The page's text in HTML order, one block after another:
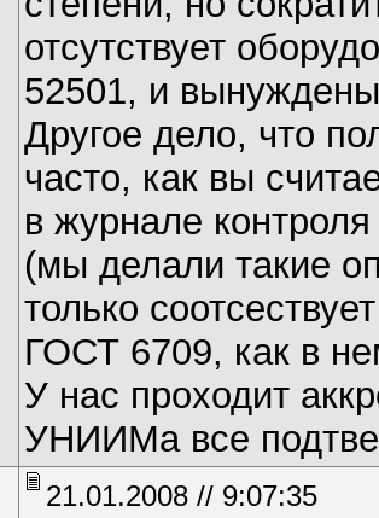
отсутствует
52501, и
Другое дело, что
часто, как вы
в журнале
(мы делали такие
только
ГОСТ 6709, как в
У нас проходит
УНИИМа все
21.01.2008 // 9:07:35